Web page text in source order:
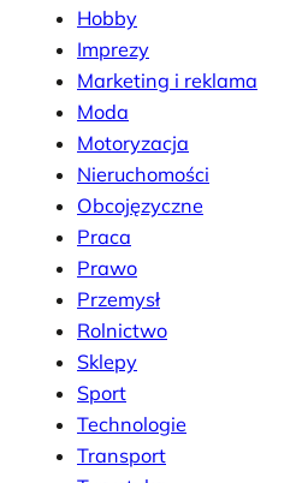
Hobby
Imprezy
Marketing i reklama
Moda
Motoryzacja
Nieruchomości
Obcojęzyczne
Praca
Prawo
Przemysł
Rolnictwo
Sklepy
Sport
Technologie
Transport